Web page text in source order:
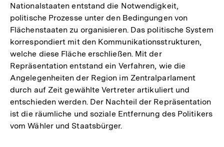
Auflösung
der
Fußnote
Nationalstaaten entstand die Notwendigkeit,
politische Prozesse unter den Bedingungen von
Flächenstaaten zu organisieren. Das politische System
korrespondiert mit den Kommunikationsstrukturen,
welche diese Fläche erschließen. Mit der
Repräsentation entstand ein Verfahren, wie die
Angelegenheiten der Region im Zentralparlament
durch auf Zeit gewählte Vertreter artikuliert und
entschieden werden. Der Nachteil der Repräsentation
ist die räumliche und soziale Entfernung des Politikers
vom Wähler und Staatsbürger.